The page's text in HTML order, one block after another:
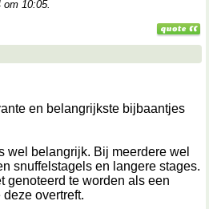
om 10:05.
en belangrijkste bijbaantjes
wel belangrijk. Bij meerdere wel
snuffelstagels en langere stages.
genoteerd te worden als een
overtreft.